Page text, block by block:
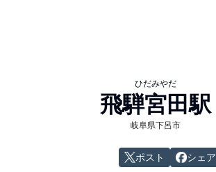
ひだみやだ
飛騨宮田駅
岐阜県下呂市
ポスト シェア